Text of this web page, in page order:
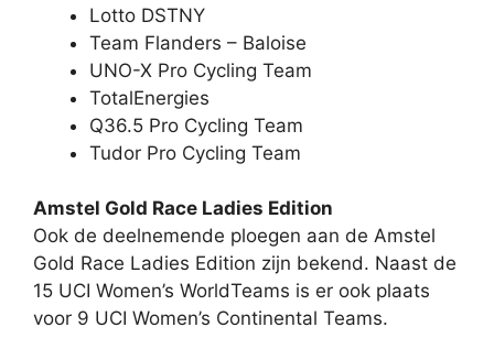
Lotto DSTNY
Team Flanders – Baloise
UNO-X Pro Cycling Team
TotalEnergies
Q36.5 Pro Cycling Team
Tudor Pro Cycling Team
Amstel Gold Race Ladies Edition
Ook de deelnemende ploegen aan de Amstel
Gold Race Ladies Edition zijn bekend. Naast de
15 UCI Women’s WorldTeams is er ook plaats
voor 9 UCI Women’s Continental Teams.